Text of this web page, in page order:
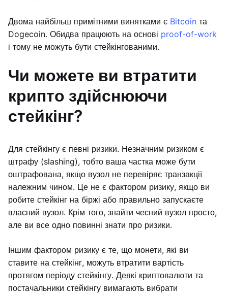
Двома найбільш примітними винятками є Bitcoin та
Dogecoin. Обидва працюють на основі proof-of-work
і тому не можуть бути стейкінгованими.
Чи можете ви втратити
крипто здійснюючи
стейкінг?
Для стейкінгу є певні ризики. Незначним ризиком є
штрафу (slashing), тобто ваша частка може бути
оштрафована, якщо вузол не перевіряє транзакції
належним чином. Це не є фактором ризику, якщо ви
робите стейкінг на біржі або правильно запускаєте
власний вузол. Крім того, знайти чесний вузол просто,
але ви все одно повинні знати про ризики.
Іншим фактором ризику є те, що монети, які ви
ставите на стейкінг, можуть втратити вартість
протягом періоду стейкінгу. Деякі криптовалюти та
постачальники стейкінгу вимагають вибрати